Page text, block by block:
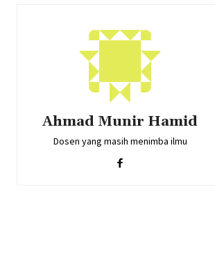
Ahmad Munir Hamid
Dosen yang masih menimba ilmu